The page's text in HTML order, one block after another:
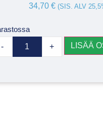
34,70€ (SIS. ALV
- + LISÄÄ